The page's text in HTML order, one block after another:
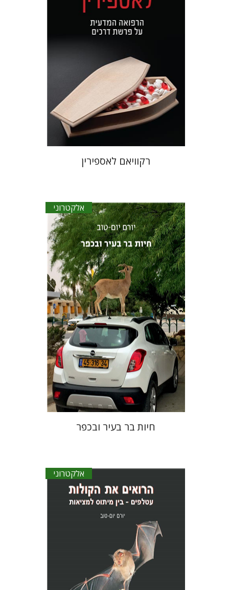
הנחת אתר ספר אלקטרוני
$23
רקוויאם לאספירין
אלקטרוני
יורם יום-טוב
הנחת אתר ספר אלקטרוני
$30
חיות בר בעיר ובכפר
אלקטרוני
יורם יום-טוב